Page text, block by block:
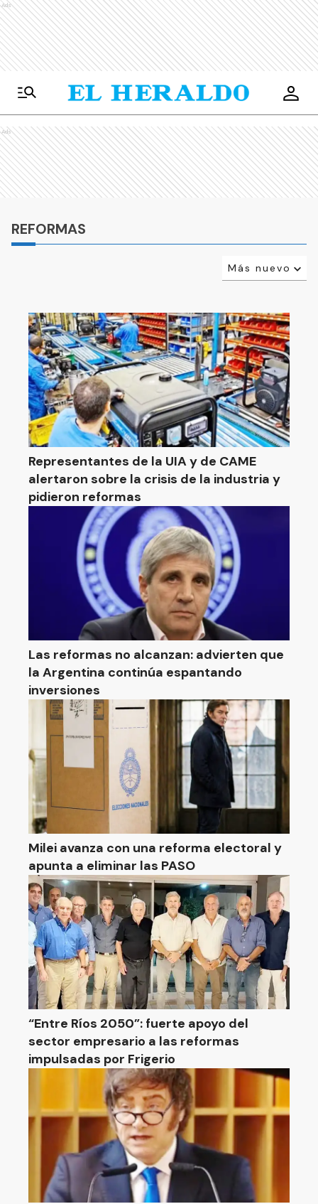
Ads
Ads
REFORMAS
Más nuevo
Representantes de la UIA y de CAME
alertaron sobre la crisis de la industria y
pidieron reformas
Las reformas no alcanzan: advierten que
la Argentina continúa espantando
inversiones
Milei avanza con una reforma electoral y
apunta a eliminar las PASO
“Entre Ríos 2050”: fuerte apoyo del
sector empresario a las reformas
impulsadas por Frigerio